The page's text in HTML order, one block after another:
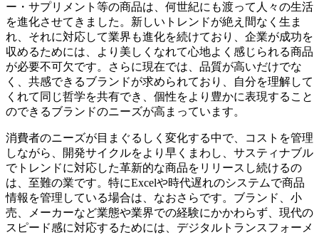
ー・サプリメント等の商品は、何世紀にも渡って人々の生活
を進化させてきました。新しいトレンドが絶え間なく生ま
れ、それに対応して業界も進化を続けており、企業が成功を
収めるためには、より美しくなれて心地よく感じられる商品
が必要不可欠です。さらに現在では、品質が高いだけでな
く、共感できるブランドが求められており、自分を理解して
くれて同じ哲学を共有でき、個性をより豊かに表現すること
のできるブランドのニーズが高まっています。
消費者のニーズが目まぐるしく変化する中で、コストを管理
しながら、開発サイクルをより早くまわし、サスティナブル
でトレンドに対応した革新的な商品をリリースし続けるの
は、至難の業です。特にExcelや時代遅れのシステムで商品
情報を管理している場合は、なおさらです。ブランド、小
売、メーカーなど業態や業界での経験にかかわらず、現代の
スピード感に対応するためには、デジタルトランスフォーメ